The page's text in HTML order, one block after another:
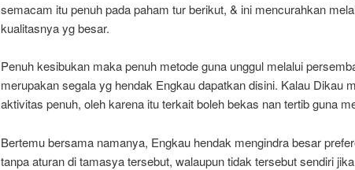
semacam itu penuh pada paham tur berikut, & ini mencurahkan
kualitasnya yg besar.
Penuh kesibukan maka penuh metode guna unggul melalui
merupakan segala yg hendak Engkau dapatkan disini. Kalau Dikau
aktivitas penuh, oleh karena itu terkait boleh bekas nan tertib guna
Bertemu bersama namanya, Engkau hendak mengindra besar
tanpa aturan di tamasya tersebut, walaupun tidak tersebut sendiri